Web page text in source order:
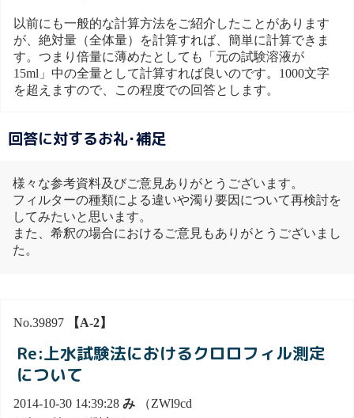
以前にも一般的な計算方法をご紹介したことがあります
が、絶対量（全体量）を計算すれば、簡単に計算できま
す。つまり倍量に薄めたとしても「元の試験溶液が
15ml」中の全量として計算すれば良いのです。1000文字
を超えますので、この程度での回答とします。
回答に対するお礼･補足
様々な参考資料及びご意見ありがとうございます。
フィルターの種類による違いや濁り要因について再検討を
してみたいと思います。
また、希釈の場合におけるご意見もありがとうございまし
た。
No.39897 【A-2】
Re:上水試験法におけるクロロフィル測定
について
2014-10-30 14:39:28 み （ZWl9cd